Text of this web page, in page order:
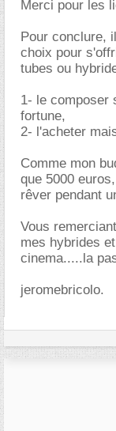
Merci pour les
Pour conclure,
choix pour
tubes ou
1- le composer
fortune,
2- l'acheter
Comme mon
que 5000
rêver pendant
Vous
mes hybrides
cinema.....la
jeromebricolo.